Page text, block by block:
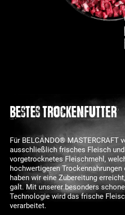
BESTES TROCKENFUTTER
Für BELCANDO® MASTERCRAFT
ausschließlich frisches Fleisch
vorgetrocknetes Fleischmehl,
hochwertigeren
haben wir eine Zubereitung
galt. Mit unserer besonders
Technologie wird das frische
verarbeitet.